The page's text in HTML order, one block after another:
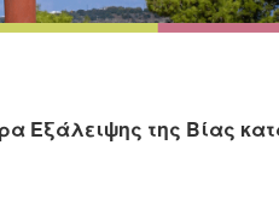
Εξάλειψης της Βίας